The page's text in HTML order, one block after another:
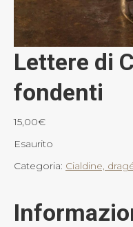
Lettere di
fondenti
15,00€
Esaurito
Categoria: Cialdine,